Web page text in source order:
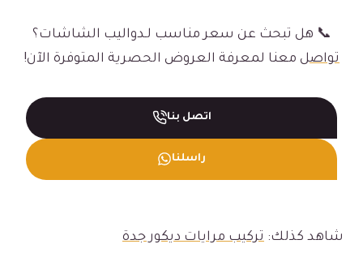
📞 هل تبحث عن سعر مناسب لـدواليب الشاشات؟
تواصل معنا لمعرفة العروض الحصرية المتوفرة الآن!
اتصل بنا
راسلنا
شاهد كذلك: تركيب مرايات ديكور جدة